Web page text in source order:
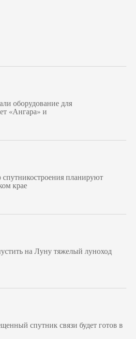
оборудование для
«Ангара» и
планируют
крае
на Луну тяжелый луноход
спутник связи будет готов в